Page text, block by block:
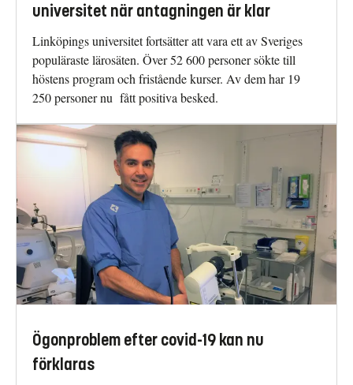
universitet när antagningen är klar
Linköpings universitet fortsätter att vara ett av Sveriges
populäraste lärosäten. Över 52 600 personer sökte till
höstens program och fristående kurser. Av dem har 19
250 personer nu fått positiva besked.
Ögonproblem efter covid-19 kan nu
förklaras